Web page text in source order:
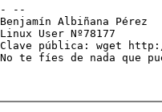
- --
Benjamín Albiñana Pérez
Linux User Nº78177
Clave pública: wget
No te fíes de nada que